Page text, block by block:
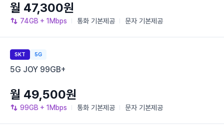
74GB + 1Mbps 통화 기본제공 문자 기본제공
월 47,300원
SKT 5G
5G JOY 99GB+
99GB + 1Mbps 통화 기본제공 문자 기본제공
월 49,500원